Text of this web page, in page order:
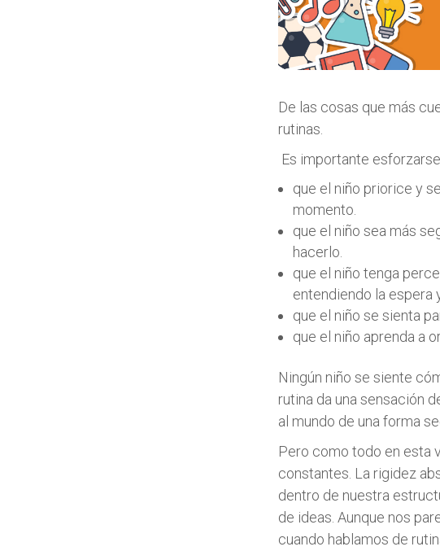
De las cosas que más
rutinas.
Es importante
que el niño priorice y
momento.
que el niño sea más
hacerlo.
que el niño tenga
entendiendo la espera
que el niño se sienta
que el niño aprenda a
Ningún niño se siente
rutina da una sensación
al mundo de una forma
Pero como todo en esta
constantes. La rigidez
dentro de nuestra
de ideas. Aunque nos
cuando hablamos de